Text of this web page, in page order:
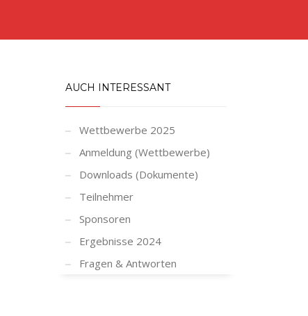
AUCH INTERESSANT
Wettbewerbe 2025
Anmeldung (Wettbewerbe)
Downloads (Dokumente)
Teilnehmer
Sponsoren
Ergebnisse 2024
Fragen & Antworten